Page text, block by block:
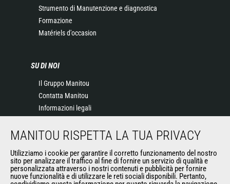
Strumento di Manutenzione e diagnostica
Formazione
Matériels d'occasion
SU DI NOI
Il Gruppo Manitou
Contatta Manitou
Informazioni legali
News
General Terms and Conditions of Sale
MANITOU RISPETTA LA TUA PRIVACY
Utilizziamo i cookie per garantire il corretto funzionamento del nostro
sito per analizzare il traffico al fine di fornire un servizio di qualità e
personalizzata attraverso i nostri contenuti e pubblicità per fornire
nuove funzionalità e di utilizzare le reti sociali disponibili. Pertanto,